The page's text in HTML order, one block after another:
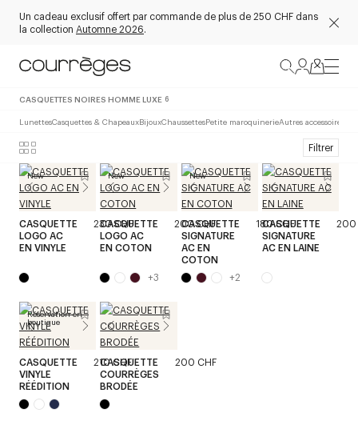
Un cadeau exclusif offert par commande de plus de 250 CHF dans
la collection Automne 2026.
CASQUETTES NOIRES HOMME LUXE 6
LunettesCasquettes & ChapeauxBijouxChaussettesPetite maroquinerieAutres accessoires
Filtrer
New
CASQUETTE
LOGO AC
EN VINYLE
230 CHF
New
CASQUETTE
LOGO AC
EN COTON
200 CHF
+3
New
CASQUETTE
SIGNATURE
AC EN
COTON
180 CHF
+2
CASQUETTE
SIGNATURE
AC EN LAINE
200
Réservation en
boutique
CASQUETTE
VINYLE
RÉÉDITION
210 CHF
CASQUETTE
COURRÈGES
BRODÉE
200 CHF